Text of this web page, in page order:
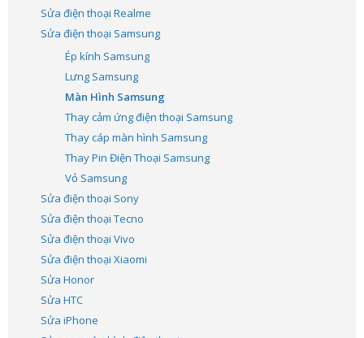
Sửa điện thoại Realme
Sửa điện thoại Samsung
Ép kính Samsung
Lưng Samsung
Màn Hình Samsung
Thay cảm ứng điện thoại Samsung
Thay cáp màn hình Samsung
Thay Pin Điện Thoại Samsung
Vỏ Samsung
Sửa điện thoại Sony
Sửa điện thoại Tecno
Sửa điện thoại Vivo
Sửa điện thoại Xiaomi
Sửa Honor
Sửa HTC
Sửa iPhone